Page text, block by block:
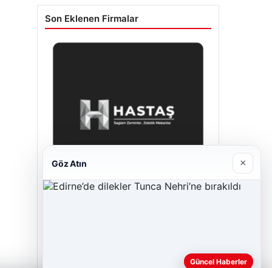
Son Eklenen Firmalar
Göz Atın ×
Güncel Haberler